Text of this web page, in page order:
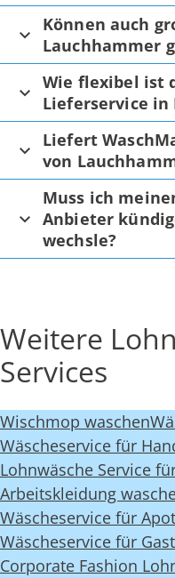
Können auch
Lauchhammer
Wie flexibel ist
Lieferservice in
Liefert
von
Muss ich
Anbieter
wechsle?
Weitere
Services
Wischmop waschen
Wäscheservice für
Lohnwäsche Service
Arbeitskleidung
Wäscheservice für
Wäscheservice für
Corporate Fashion